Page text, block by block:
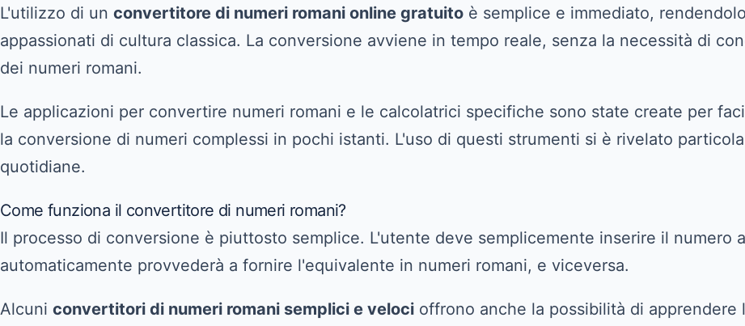
L'utilizzo di un convertitore di numeri romani online gratuito è semplice e immediato,
appassionati di cultura classica. La conversione avviene in tempo reale, senza la necessità di
dei numeri romani.
Le applicazioni per convertire numeri romani e le calcolatrici specifiche sono state create per
la conversione di numeri complessi in pochi istanti. L'uso di questi strumenti si è rivelato
quotidiane.
Come funziona il convertitore di numeri romani?
Il processo di conversione è piuttosto semplice. L'utente deve semplicemente inserire il numero
automaticamente provvederà a fornire l'equivalente in numeri romani, e viceversa.
Alcuni convertitori di numeri romani semplici e veloci offrono anche la possibilità di